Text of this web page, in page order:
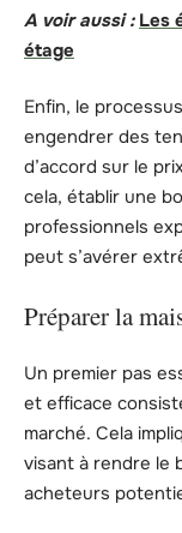
A voir aussi : Les
étage
Enfin, le
engendrer des
d’accord sur le
cela, établir une
professionnels
peut s’avérer
Préparer la
Un premier pas
et efficace
marché. Cela
visant à rendre le
acheteurs